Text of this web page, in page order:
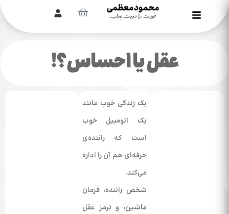
عقل یا احساس؟!
یک زندگی خوب مانند
یک اتومبیل خوب
است که راننده­‌ی
حرفه‌ای هم آن را اداره
می­‌کند.
شخص راننده، فرمان
ماشین، و ترمز عقل